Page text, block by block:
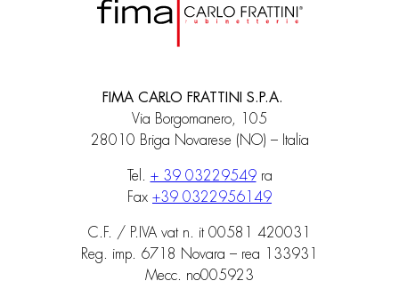
FIMA CARLO FRATTINI S.P.A.
Via Borgomanero, 105
28010 Briga Novarese (NO) – Italia
Tel. + 39 03229549ra
Fax +39 0322956149
C.F. / P.IVA vat n. it 00581 420031
Reg. imp. 6718 Novara – rea 133931
Mecc. no005923